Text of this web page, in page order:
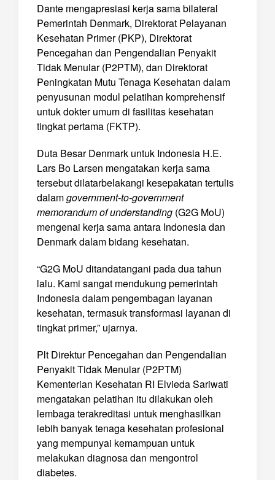
Dante mengapresiasi kerja sama bilateral
Pemerintah Denmark, Direktorat Pelayanan
Kesehatan Primer (PKP), Direktorat
Pencegahan dan Pengendalian Penyakit
Tidak Menular (P2PTM), dan Direktorat
Peningkatan Mutu Tenaga Kesehatan dalam
penyusunan modul pelatihan komprehensif
untuk dokter umum di fasilitas kesehatan
tingkat pertama (FKTP).
Duta Besar Denmark untuk Indonesia H.E.
Lars Bo Larsen mengatakan kerja sama
tersebut dilatarbelakangi kesepakatan tertulis
dalamgovernment-to-government
memorandumof understanding (G2G MoU)
mengenai kerja sama antara Indonesia dan
Denmark dalam bidang kesehatan.
“G2G MoU ditandatangani pada dua tahun
lalu. Kami sangat mendukung pemerintah
Indonesia dalam pengembagan layanan
kesehatan, termasuk transformasi layanan di
tingkat primer,” ujarnya.
Plt Direktur Pencegahan dan Pengendalian
Penyakit Tidak Menular (P2PTM)
Kementerian Kesehatan RI Elvieda Sariwati
mengatakan pelatihan itu dilakukan oleh
lembaga terakreditasi untuk menghasilkan
lebih banyak tenaga kesehatan profesional
yang mempunyai kemampuan untuk
melakukan diagnosa dan mengontrol
diabetes.